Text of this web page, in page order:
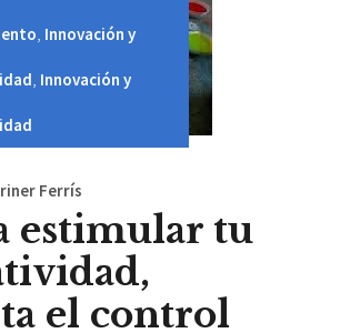
Innovación y
Innovación y
Ferrís
estimular tu
el control